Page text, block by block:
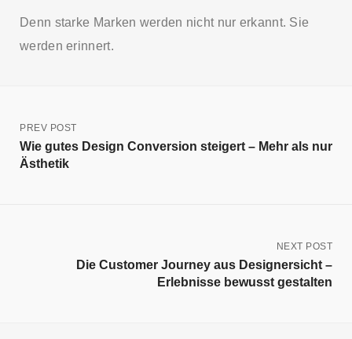
Denn starke Marken werden nicht nur erkannt. Sie
werden erinnert.
PREV POST
Wie gutes Design Conversion steigert – Mehr als nur
Ästhetik
NEXT POST
Die Customer Journey aus Designersicht –
Erlebnisse bewusst gestalten